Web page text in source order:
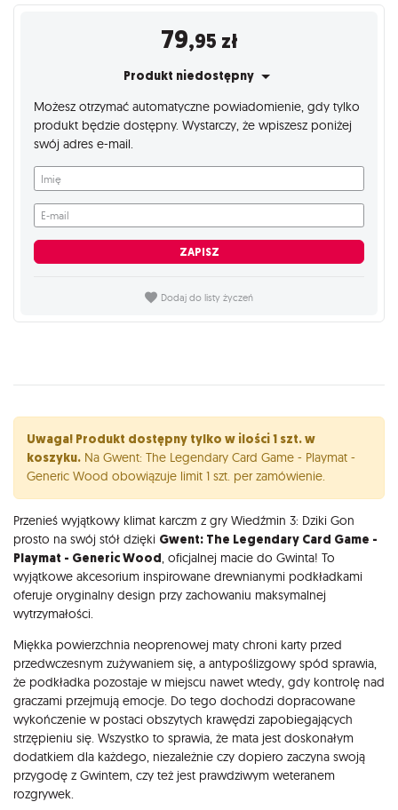
79,95 zł
Produkt niedostępny
Możesz otrzymać automatyczne powiadomienie, gdy tylko
produkt będzie dostępny. Wystarczy, że wpiszesz poniżej
swój adres e-mail.
Imię
E-mail
ZAPISZ
Dodaj do listy życzeń
Opis
Uwaga! Produkt dostępny tylko w ilości 1 szt. w
koszyku. Na Gwent: The Legendary Card Game - Playmat -
Generic Wood obowiązuje limit 1 szt. per zamówienie.
Przenieś wyjątkowy klimat karczm z gry Wiedźmin 3: Dziki Gon
prosto na swój stół dzięki Gwent: The Legendary Card Game -
Playmat - Generic Wood, oficjalnej macie do Gwinta! To
wyjątkowe akcesorium inspirowane drewnianymi podkładkami
oferuje oryginalny design przy zachowaniu maksymalnej
wytrzymałości.
Miękka powierzchnia neoprenowej maty chroni karty przed
przedwczesnym zużywaniem się, a antypoślizgowy spód sprawia,
że podkładka pozostaje w miejscu nawet wtedy, gdy kontrolę nad
graczami przejmują emocje. Do tego dochodzi dopracowane
wykończenie w postaci obszytych krawędzi zapobiegających
strzępieniu się. Wszystko to sprawia, że mata jest doskonałym
dodatkiem dla każdego, niezależnie czy dopiero zaczyna swoją
przygodę z Gwintem, czy też jest prawdziwym weteranem
rozgrywek.